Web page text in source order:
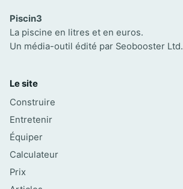
Piscin3
La piscine en litres et en euros.
Un média-outil édité par Seobooster Ltd.
Le site
Construire
Entretenir
Équiper
Calculateur
Prix